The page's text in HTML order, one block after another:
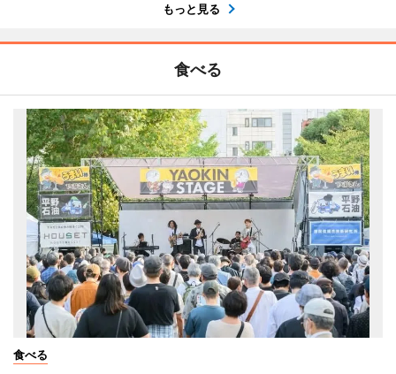
もっと見る
食べる
食べる